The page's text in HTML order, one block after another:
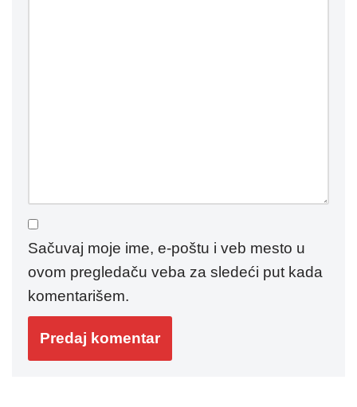
Sačuvaj moje ime, e-poštu i veb mesto u
ovom pregledaču veba za sledeći put kada
komentarišem.